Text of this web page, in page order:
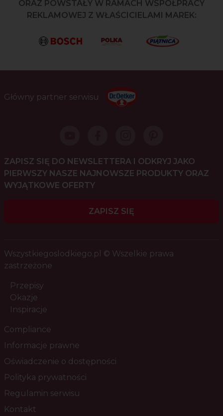
ORAZ POWSTAŁY W RAMACH WSPÓŁPRACY
REKLAMOWEJ Z WŁAŚCICIELAMI MAREK:
Główny partner serwisu
ZAPISZ SIĘ DO NEWSLETTERA I ODKRYJ JAKO
PIERWSZY NASZE NAJNOWSZE PRODUKTY ORAZ
WYJĄTKOWE OFERTY
ZAPISZ SIĘ
Wszystkiegoslodkiego.pl © Wszelkie prawa
zastrzeżone
Przepisy
Okazje
Inspiracje
Compliance
Informacje prawne
Oświadczenie o dostępności
Polityka prywatności
Regulamin serwisu
Kontakt